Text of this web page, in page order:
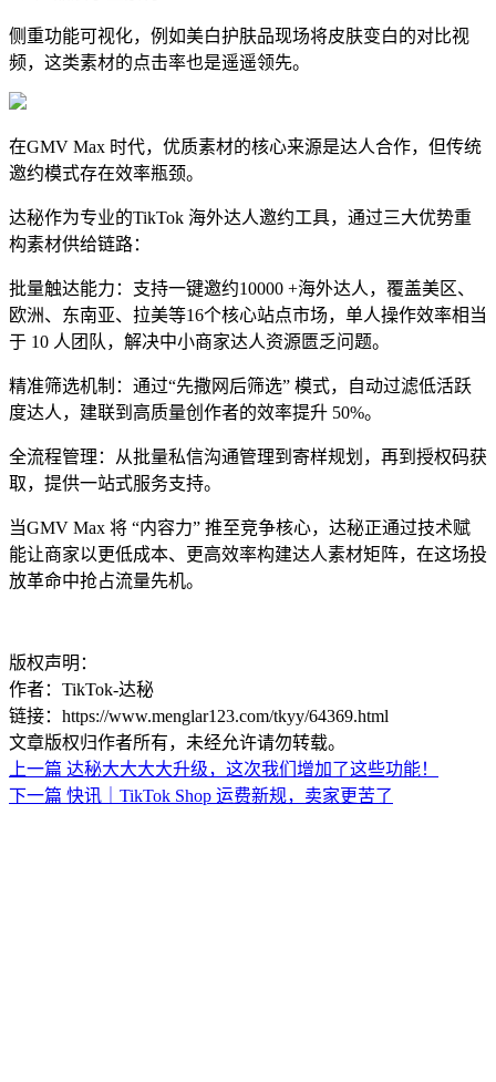
侧重功能可视化，例如美白护肤品现场将皮肤变白的对比视
频，这类素材的点击率也是遥遥领先。
在GMV Max 时代，优质素材的核心来源是达人合作，但传统
邀约模式存在效率瓶颈。
达秘作为专业的TikTok 海外达人邀约工具，通过三大优势重
构素材供给链路：
批量触达能力：支持一键邀约10000 +海外达人，覆盖美区、
欧洲、东南亚、拉美等16个核心站点市场，单人操作效率相当
于 10 人团队，解决中小商家达人资源匮乏问题。
精准筛选机制：通过“先撒网后筛选” 模式，自动过滤低活跃
度达人，建联到高质量创作者的效率提升 50%。
全流程管理：从批量私信沟通管理到寄样规划，再到授权码获
取，提供一站式服务支持。
当GMV Max 将 “内容力” 推至竞争核心，达秘正通过技术赋
能让商家以更低成本、更高效率构建达人素材矩阵，在这场投
放革命中抢占流量先机。
版权声明：
作者：TikTok-达秘
链接：https://www.menglar123.com/tkyy/64369.html
文章版权归作者所有，未经允许请勿转载。
上一篇 达秘大大大大升级，这次我们增加了这些功能！
下一篇 快讯｜TikTok Shop 运费新规，卖家更苦了